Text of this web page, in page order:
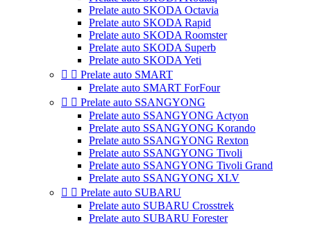
Prelate auto SKODA Octavia
Prelate auto SKODA Rapid
Prelate auto SKODA Roomster
Prelate auto SKODA Superb
Prelate auto SKODA Yeti
  Prelate auto SMART
Prelate auto SMART ForFour
  Prelate auto SSANGYONG
Prelate auto SSANGYONG Actyon
Prelate auto SSANGYONG Korando
Prelate auto SSANGYONG Rexton
Prelate auto SSANGYONG Tivoli
Prelate auto SSANGYONG Tivoli Grand
Prelate auto SSANGYONG XLV
  Prelate auto SUBARU
Prelate auto SUBARU Crosstrek
Prelate auto SUBARU Forester